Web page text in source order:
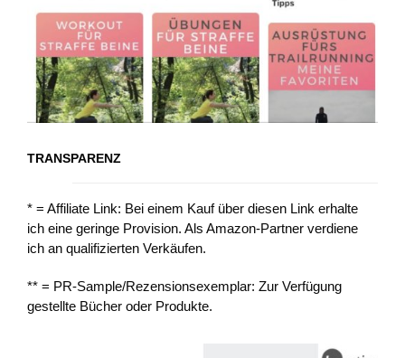
TRANSPARENZ
* = Affiliate Link: Bei einem Kauf über diesen Link erhalte
ich eine geringe Provision. Als Amazon-Partner verdiene
ich an qualifizierten Verkäufen.
** = PR-Sample/Rezensionsexemplar: Zur Verfügung
gestellte Bücher oder Produkte.